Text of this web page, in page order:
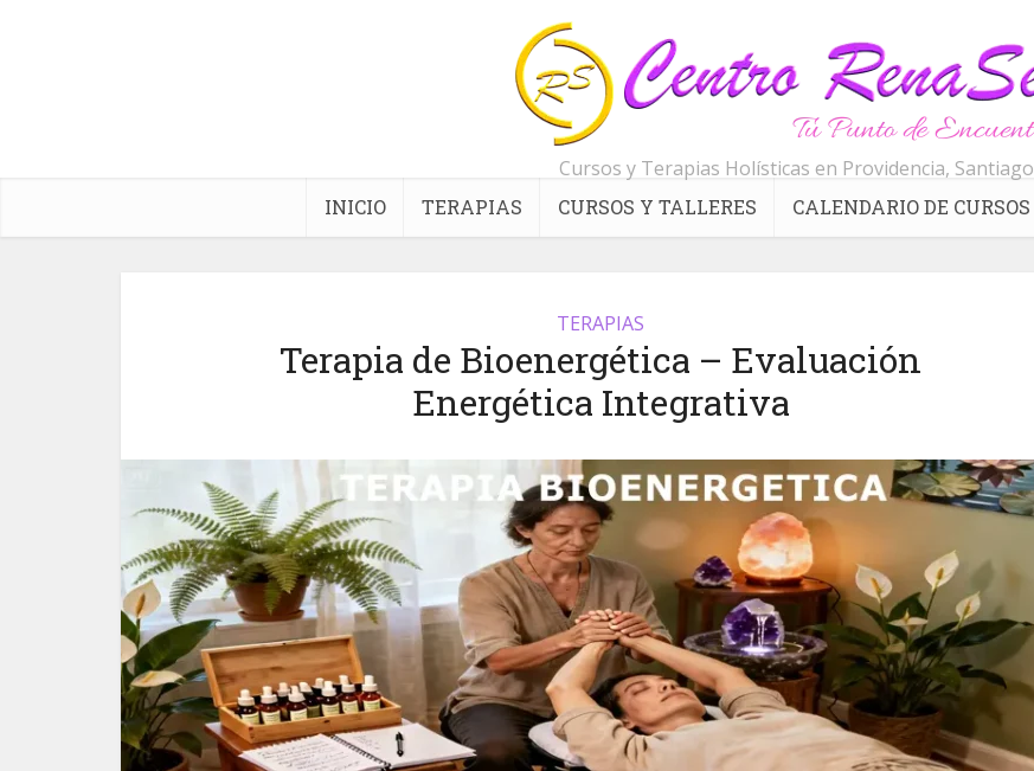
Cursos y Terapias Holísticas en Providencia, Santiago
INICIO TERAPIAS CURSOS Y TALLERES CALENDARIO DE CURSOS
TERAPIAS
Terapia de Bioenergética – Evaluación
Energética Integrativa